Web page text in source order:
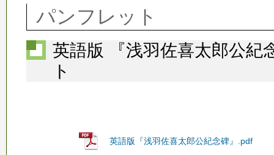
パンフレット
英語版 『浅羽佐喜太郎公
ト
英語版『浅羽佐喜太郎公紀念碑』.pdf